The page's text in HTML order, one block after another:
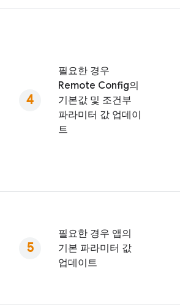
필요한 경우
Remote Config의
기본값 및 조건부
파라미터 값 업데이
트
필요한 경우 앱의
기본 파라미터 값
업데이트